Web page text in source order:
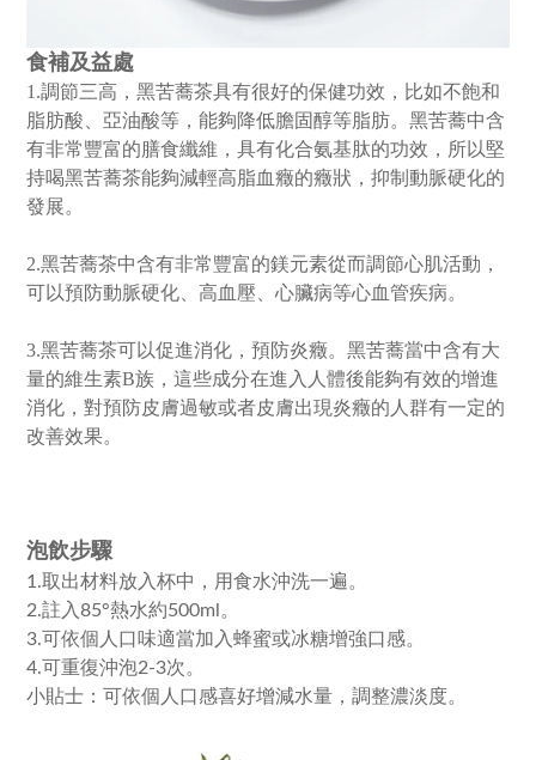
食補及益處
1.調節三高，黑苦蕎茶具有很好的保健功效，比如不飽和
脂肪酸、亞油酸等，能夠降低膽固醇等脂肪。黑苦蕎中含
有非常豐富的膳食纖維，具有化合氨基肽的功效，所以堅
持喝黑苦蕎茶能夠減輕高脂血癥的癥狀，抑制動脈硬化的
發展。
2.黑苦蕎茶中含有非常豐富的鎂元素從而調節心肌活動，
可以預防動脈硬化、高血壓、心臟病等心血管疾病。
3.黑苦蕎茶可以促進消化，預防炎癥。黑苦蕎當中含有大
量的維生素B族，這些成分在進入人體後能夠有效的增進
消化，對預防皮膚過敏或者皮膚出現炎癥的人群有一定的
改善效果。
泡飲步驟
1.取出材料放入杯中，用食水沖洗一遍。
2.註入85°熱水約500ml。
3.可依個人口味適當加入蜂蜜或冰糖增強口感。
4.可重復沖泡2-3次。
小貼士：可依個人口感喜好增減水量，調整濃淡度。